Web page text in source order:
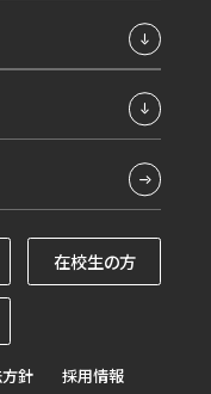
在校生の方
針
採用情報